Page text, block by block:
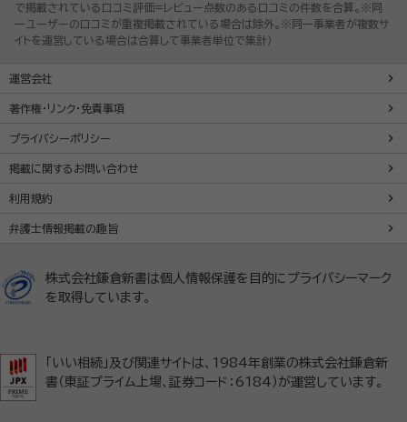
で掲載されている口コミ評価=レビュー点数のある口コミの件数を合算。※同
一ユーザーの口コミが重複掲載されている場合は除外。※同一事業者が複数サ
イトを運営している場合は合算して事業者単位で集計）
運営会社
著作権・リンク・免責事項
プライバシーポリシー
掲載に関するお問い合わせ
利用規約
弁護士情報掲載の趣旨
株式会社鎌倉新書は個人情報保護を目的にプライバシーマーク
を取得しています。
「いい相続」及び関連サイトは、1984年創業の株式会社鎌倉新
書（東証プライム上場、証券コード：6184）が運営しています。